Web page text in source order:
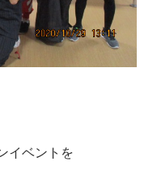
イベントを